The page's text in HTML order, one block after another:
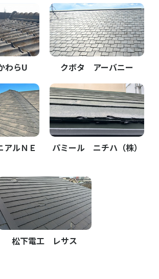
わらU クボタ アーバニー
ルＮＥ
パミール ニチハ（株）
松下電工 レサス